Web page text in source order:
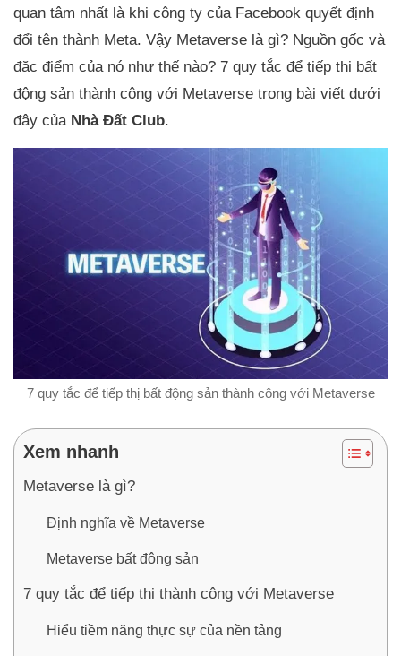
quan tâm nhất là khi công ty của Facebook quyết định
đổi tên thành Meta. Vậy Metaverse là gì? Nguồn gốc và
đặc điểm của nó như thế nào? 7 quy tắc để tiếp thị bất
động sản thành công với Metaverse trong bài viết dưới
đây của Nhà Đất Club.
7 quy tắc để tiếp thị bất động sản thành công với Metaverse
Xem nhanh
Metaverse là gì?
Định nghĩa về Metaverse
Metaverse bất động sản
7 quy tắc để tiếp thị thành công với Metaverse
Hiểu tiềm năng thực sự của nền tảng